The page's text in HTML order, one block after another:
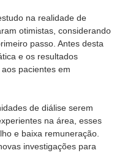
na realidade de
otimistas, considerando
passo. Antes desta
e os resultados
pacientes em
de diálise serem
na área, esses
e baixa remuneração.
investigações para